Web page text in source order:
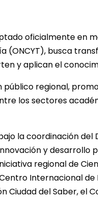
oficialmente en
(ONCYT), busca
y aplican el
regional,
los sectores
la coordinación del
y desarrollo
regional de
Internacional
Ciudad del Saber, el